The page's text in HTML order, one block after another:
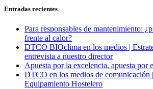
Entradas recientes
Para responsables de mantenimiento:
frente al calor?
DTCO BIOclima en los medios |
entrevista a nuestro director
Apuesta por la excelencia, apuesta por
DTCO en los medios de comunicación
Equipamiento Hostelero